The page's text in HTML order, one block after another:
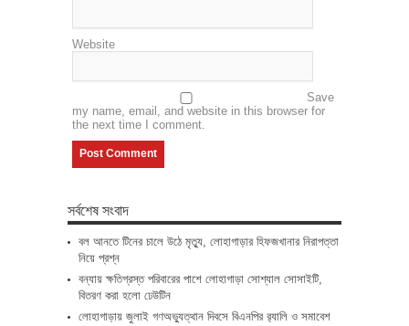
Website
Save
my name, email, and website in this browser for
the next time I comment.
সর্বশেষ সংবাদ
বল আনতে টিনের চালে উঠে মৃত্যু, লোহাগাড়ার হিফজখানার নিরাপত্তা
নিয়ে প্রশ্ন
বন্যায় ক্ষতিগ্রস্ত পরিবারের পাশে লোহাগাড়া সোশ্যাল সোসাইটি,
বিতরণ করা হলো ঢেউটিন
লোহাগাড়ায় জুলাই গণঅভ্যুত্থান দিবসে বিএনপির র‌্যালি ও সমাবেশ